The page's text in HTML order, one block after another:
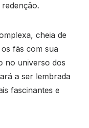
cheia de
fãs com sua
no universo dos
a ser lembrada
fascinantes e